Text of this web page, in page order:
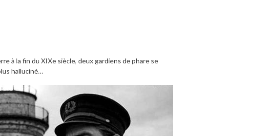
à la fin du XIXe siècle, deux gardiens de phare se
halluciné…